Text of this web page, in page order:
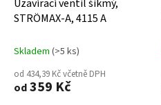
Uzavírací ventil šikmý,
STRÖMAX-A, 4115 A
Skladem (>5 ks)
od 434,39 Kč včetně DPH
od359 Kč